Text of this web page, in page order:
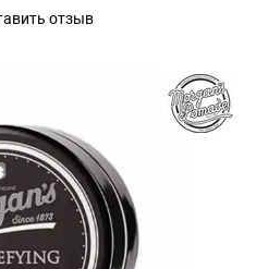
отзыв